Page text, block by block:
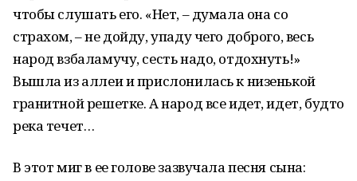
чтобы слушать его. «Нет, – думала она со
страхом, – не дойду, упаду чего доброго, весь
народ взбаламучу, сесть надо, отдохнуть!»
Вышла из аллеи и прис­лонилась к низенькой
гранитной решетке. А народ все идет, идет, будто
река течет…
В этот миг в ее голове зазвучала песня сына: